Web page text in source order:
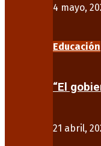
4 mayo,
Educación
“El
21 abril,